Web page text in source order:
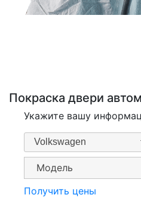
Покраска двери
Укажите вашу
Volkswagen
Получить цены